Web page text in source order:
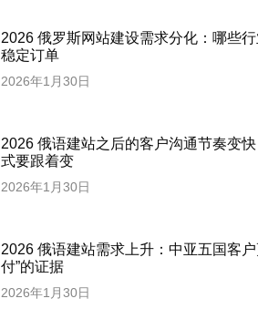
2026 俄罗斯网站建设需求分化：哪些
稳定订单
2026年1月30日
2026 俄语建站之后的客户沟通节奏变
式要跟着变
2026年1月30日
2026 俄语建站需求上升：中亚五国客户
付”的证据
2026年1月30日